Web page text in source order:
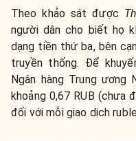
Theo khảo sát được
người dân cho biết họ
dạng tiền thứ ba, bên
truyền thống. Để
Ngân hàng Trung ương
khoảng 0,67 RUB (chưa
đối với mỗi giao dịch